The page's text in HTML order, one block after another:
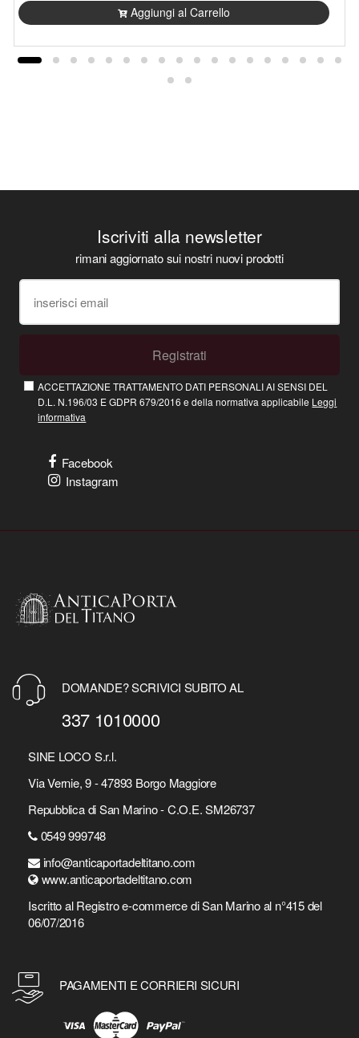
Aggiungi al Carrello
Iscriviti alla newsletter
rimani aggiornato sui nostri nuovi prodotti
Registrati
ACCETTAZIONE TRATTAMENTO DATI PERSONALI AI SENSI DEL
D.L. N.196/03 E GDPR 679/2016 e della normativa applicabile Leggi
informativa
Facebook
Instagram
DOMANDE? SCRIVICI SUBITO AL
337 1010000
SINE LOCO S.r.l.
Via Vernie, 9 - 47893 Borgo Maggiore
Repubblica di San Marino - C.O.E. SM26737
0549 999748
info@anticaportadeltitano.com
www.anticaportadeltitano.com
Iscritto al Registro e-commerce di San Marino al n°415 del
06/07/2016
PAGAMENTI E CORRIERI SICURI